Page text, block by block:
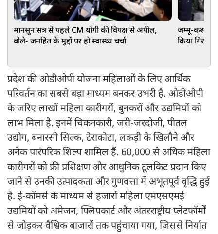
मानसून सत्र से पहले CM योगी की विपक्ष से अपील,
बोले- जनहित के मुद्दों पर हो स्वास्थ्य चर्चा
जम्मू-कश्मीर:
किया
प्रदेश की ओडीओपी योजना महिलाओं के लिए आर्थिक
परिवर्तन का सबसे बड़ा माध्यम बनकर उभरी है. ओडीओपी
के जरिए लाखों महिला कारीगरों, बुनकरों और उद्यमियों को
लाभ मिला है. इनमें चिकनकारी, जरी-जरदोजी, पीतल
उद्योग, बनारसी सिल्क, टेराकोटा, लकड़ी के खिलौने और
अनेक पारंपरिक शिल्प शामिल हैं. 60,000 से अधिक महिला
कारीगरों को फ्री प्रशिक्षण और आधुनिक टूलकिट प्रदान किए
जाने से उनकी उत्पादकता और गुणवत्ता में अभूतपूर्व वृद्धि हुई
है. ई-कॉमर्स के माध्यम से हजारों महिला एमएसएमई
उद्यमियों को अमेजन, फ्लिपकार्ट और अंतरराष्ट्रीय प्लेटफॉर्मों
से जोड़कर वैश्विक बाजारों तक पहुंचाया गया, जिससे निर्यात